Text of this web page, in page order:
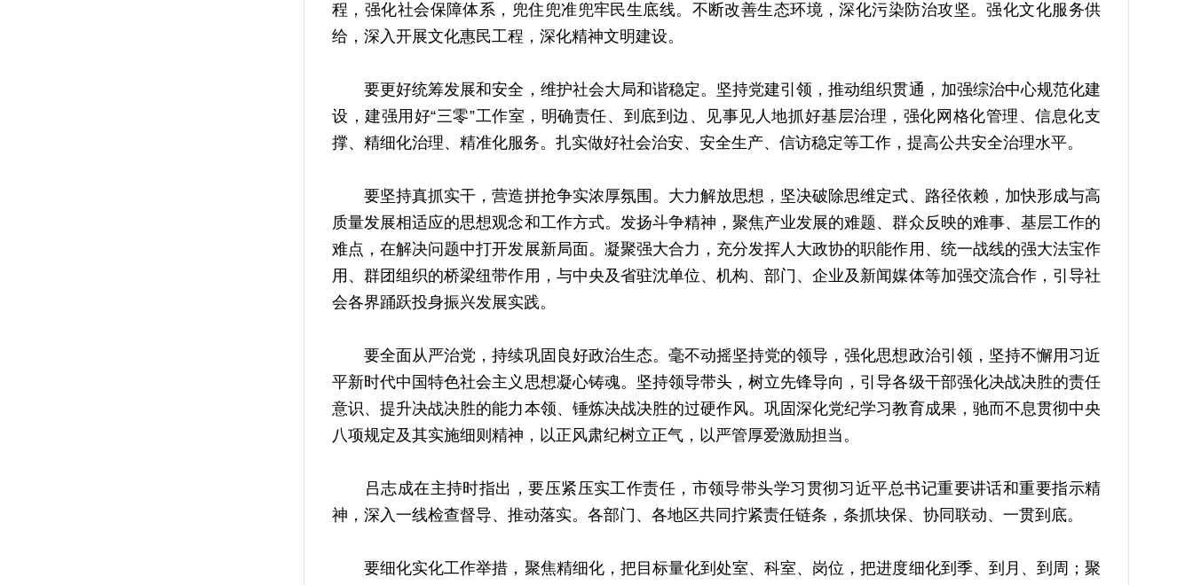
程，强化社会保障体系，兜住兜准兜牢民生底线。不断改善生态环境，深化污染防治攻坚。强化文化服务供
给，深入开展文化惠民工程，深化精神文明建设。
要更好统筹发展和安全，维护社会大局和谐稳定。坚持党建引领，推动组织贯通，加强综治中心规范化建
设，建强用好“三零”工作室，明确责任、到底到边、见事见人地抓好基层治理，强化网格化管理、信息化支
撑、精细化治理、精准化服务。扎实做好社会治安、安全生产、信访稳定等工作，提高公共安全治理水平。
要坚持真抓实干，营造拼抢争实浓厚氛围。大力解放思想，坚决破除思维定式、路径依赖，加快形成与高
质量发展相适应的思想观念和工作方式。发扬斗争精神，聚焦产业发展的难题、群众反映的难事、基层工作的
难点，在解决问题中打开发展新局面。凝聚强大合力，充分发挥人大政协的职能作用、统一战线的强大法宝作
用、群团组织的桥梁纽带作用，与中央及省驻沈单位、机构、部门、企业及新闻媒体等加强交流合作，引导社
会各界踊跃投身振兴发展实践。
要全面从严治党，持续巩固良好政治生态。毫不动摇坚持党的领导，强化思想政治引领，坚持不懈用习近
平新时代中国特色社会主义思想凝心铸魂。坚持领导带头，树立先锋导向，引导各级干部强化决战决胜的责任
意识、提升决战决胜的能力本领、锤炼决战决胜的过硬作风。巩固深化党纪学习教育成果，驰而不息贯彻中央
八项规定及其实施细则精神，以正风肃纪树立正气，以严管厚爱激励担当。
吕志成在主持时指出，要压紧压实工作责任，市领导带头学习贯彻习近平总书记重要讲话和重要指示精
神，深入一线检查督导、推动落实。各部门、各地区共同拧紧责任链条，条抓块保、协同联动、一贯到底。
要细化实化工作举措，聚焦精细化，把目标量化到处室、科室、岗位，把进度细化到季、到月、到周；聚